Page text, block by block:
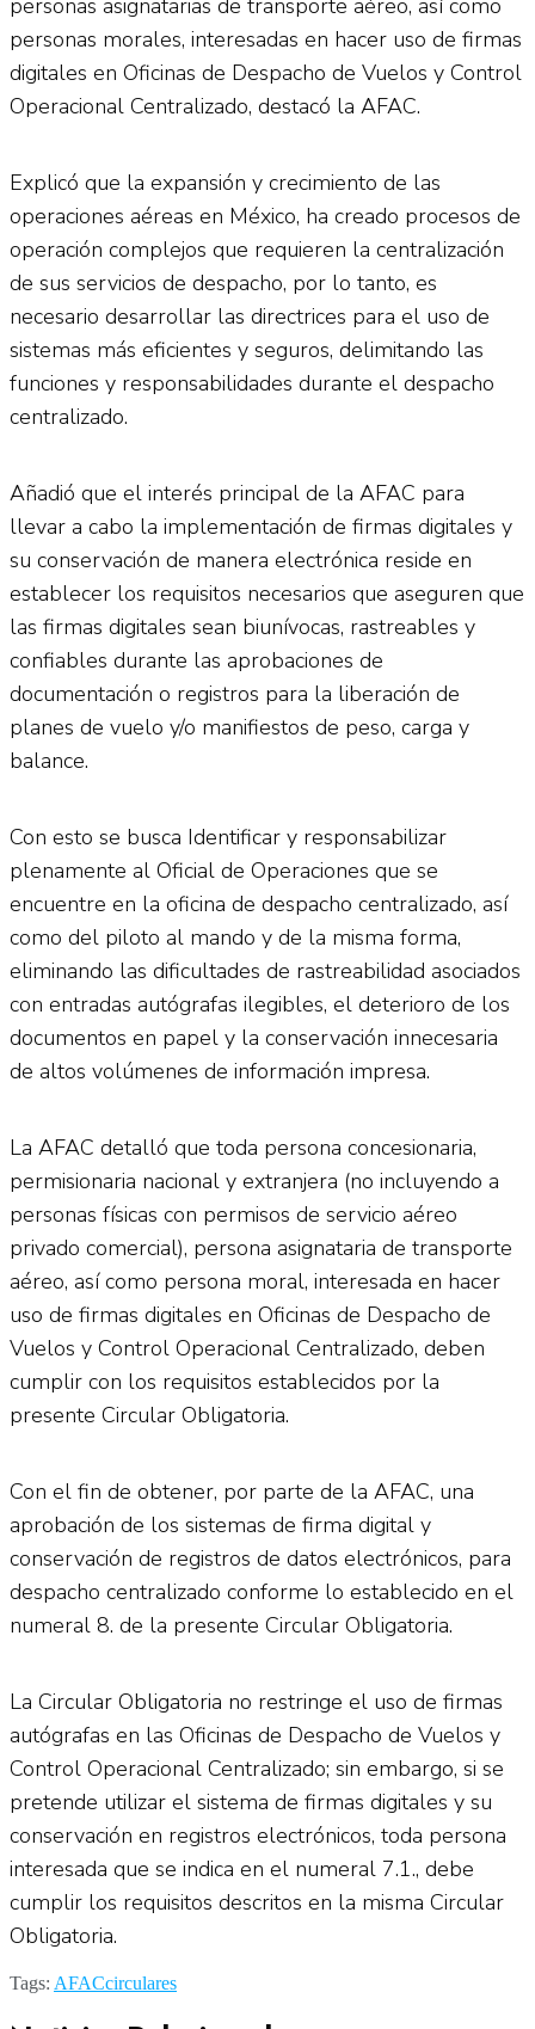
personas morales, interesadas en hacer uso de firmas
digitales en Oficinas de Despacho de Vuelos y Control
Operacional Centralizado, destacó la AFAC.
Explicó que la expansión y crecimiento de las
operaciones aéreas en México, ha creado procesos de
operación complejos que requieren la centralización
de sus servicios de despacho, por lo tanto, es
necesario desarrollar las directrices para el uso de
sistemas más eficientes y seguros, delimitando las
funciones y responsabilidades durante el despacho
centralizado.
Añadió que el interés principal de la AFAC para
llevar a cabo la implementación de firmas digitales y
su conservación de manera electrónica reside en
establecer los requisitos necesarios que aseguren que
las firmas digitales sean biunívocas, rastreables y
confiables durante las aprobaciones de
documentación o registros para la liberación de
planes de vuelo y/o manifiestos de peso, carga y
balance.
Con esto se busca Identificar y responsabilizar
plenamente al Oficial de Operaciones que se
encuentre en la oficina de despacho centralizado, así
como del piloto al mando y de la misma forma,
eliminando las dificultades de rastreabilidad asociados
con entradas autógrafas ilegibles, el deterioro de los
documentos en papel y la conservación innecesaria
de altos volúmenes de información impresa.
La AFAC detalló que toda persona concesionaria,
permisionaria nacional y extranjera (no incluyendo a
personas físicas con permisos de servicio aéreo
privado comercial), persona asignataria de transporte
aéreo, así como persona moral, interesada en hacer
uso de firmas digitales en Oficinas de Despacho de
Vuelos y Control Operacional Centralizado, deben
cumplir con los requisitos establecidos por la
presente Circular Obligatoria.
Con el fin de obtener, por parte de la AFAC, una
aprobación de los sistemas de firma digital y
conservación de registros de datos electrónicos, para
despacho centralizado conforme lo establecido en el
numeral 8. de la presente Circular Obligatoria.
La Circular Obligatoria no restringe el uso de firmas
autógrafas en las Oficinas de Despacho de Vuelos y
Control Operacional Centralizado; sin embargo, si se
pretende utilizar el sistema de firmas digitales y su
conservación en registros electrónicos, toda persona
interesada que se indica en el numeral 7.1., debe
cumplir los requisitos descritos en la misma Circular
Obligatoria.
Tags: AFACcirculares